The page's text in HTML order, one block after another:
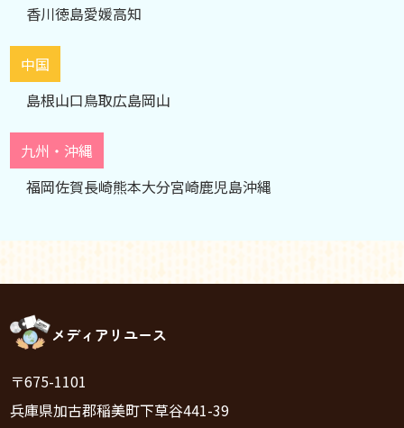
香川徳島愛媛高知
中国
島根山口鳥取広島岡山
九州・沖縄
福岡佐賀長崎熊本大分宮崎鹿児島沖縄
メディアリユース
〒675-1101
兵庫県加古郡稲美町下草谷441-39